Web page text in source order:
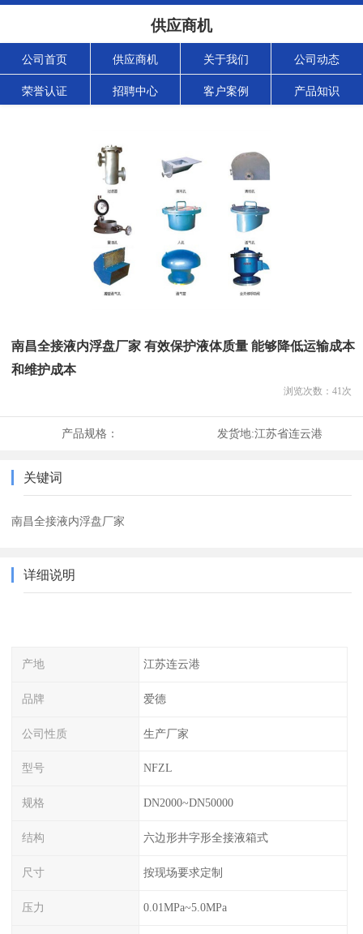
供应商机
公司首页 供应商机 关于我们 公司动态
荣誉认证 招聘中心 客户案例 产品知识
南昌全接液内浮盘厂家 有效保护液体质量 能够降低运输成本
和维护成本
浏览次数： 41次
产品规格： 发货地:江苏省连云港
关键词
南昌全接液内浮盘厂家
详细说明
产地 江苏连云港
品牌 爱德
公司性质 生产厂家
型号 NFZL
规格 DN2000~DN50000
结构 六边形井字形全接液箱式
尺寸 按现场要求定制
压力 0.01MPa~5.0MPa